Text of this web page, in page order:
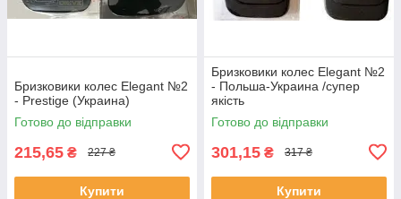
Бризковики колес Elegant №2
- Prestige (Украина)
Готово до відправки
215,65 ₴ 227 ₴
Купити
Бризковики колес Elegant №2
- Польша-Украина /супер
якість
Готово до відправки
301,15 ₴ 317 ₴
Купити